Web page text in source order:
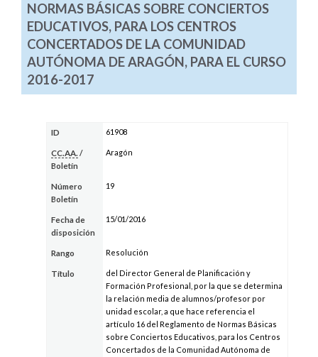
NORMAS BÁSICAS SOBRE CONCIERTOS
EDUCATIVOS, PARA LOS CENTROS
CONCERTADOS DE LA COMUNIDAD
AUTÓNOMA DE ARAGÓN, PARA EL CURSO
2016-2017
ID 61908
CC.AA. /
Boletín
Aragón
Número
Boletín
19
Fecha de
disposición
15/01/2016
Rango Resolución
Título
del Director General de Planificación y
Formación Profesional, por la que se determina
la relación media de alumnos/profesor por
unidad escolar, a que hace referencia el
artículo 16 del Reglamento de Normas Básicas
sobre Conciertos Educativos, para los Centros
Concertados de la Comunidad Autónoma de